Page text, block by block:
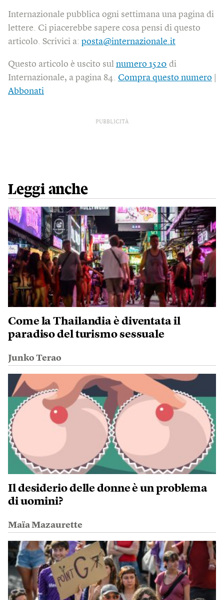
Internazionale pubblica ogni settimana una pagina di
lettere. Ci piacerebbe sapere cosa pensi di questo
articolo. Scrivici a: posta@internazionale.it
Questo articolo è uscito sul numero 1520 di
Internazionale, a pagina 84. Compra questo numero
Abbonati
PUBBLICITÀ
Leggi anche
Come la Thailandia è diventata il
paradiso del turismo sessuale
Junko Terao
Il desiderio delle donne è un problema
di uomini?
Maïa Mazaurette